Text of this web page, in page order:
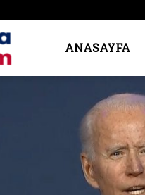
Amerika’daANASAYFA